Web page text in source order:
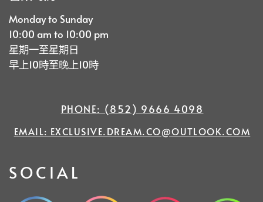
Monday to Sunday
10:00 am to 10:00 pm
星期一至星期日
早上10時至晚上10時
PHONE: (852) 9666 4098
EMAIL: EXCLUSIVE.DREAM.CO@OUTLOOK.COM
SOCIAL